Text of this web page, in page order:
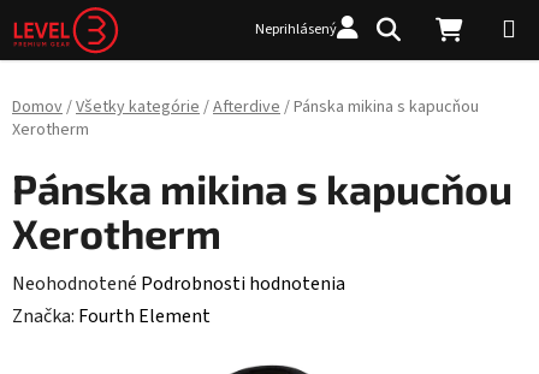
Prejsť na obsah
Neprihlásený Hľadať
Domov/Všetky kategórie/Afterdive/Pánska mikina s kapucňou
Xerotherm
Pánska mikina s kapucňou
Xerotherm
Priemerné hodnotenie produktu je 0,0 z 5 hviezdičiek.
Neohodnotené Podrobnosti hodnotenia
Značka: Fourth Element